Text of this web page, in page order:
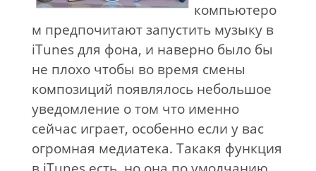
компьютеро
м предпочитают запустить музыку в
iTunes для фона, и наверно было бы
не плохо чтобы во время смены
композиций появлялось небольшое
уведомление о том что именно
сейчас играет, особенно если у вас
огромная медиатека. Такакя функция